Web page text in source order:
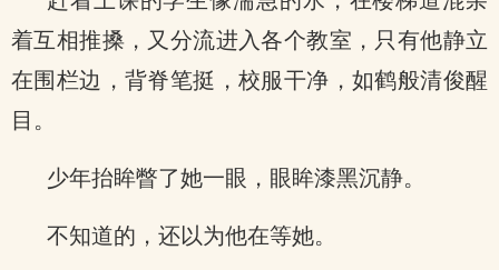
着互相推搡，又分流进入各个教室，只有他静立
在围栏边，背脊笔挺，校服干净，如鹤般清俊醒
目。
少年抬眸瞥了她一眼，眼眸漆黑沉静。
不知道的，还以为他在等她。